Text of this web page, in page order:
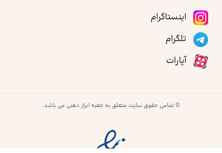
اینستاگرام
تلگرام
آپارات
© تمامی حقوق سایت متعلق به جعبه ابزار ذهنی می باشد.